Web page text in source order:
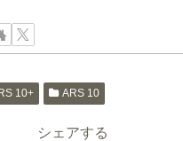
10+ ARS 10
シェアする